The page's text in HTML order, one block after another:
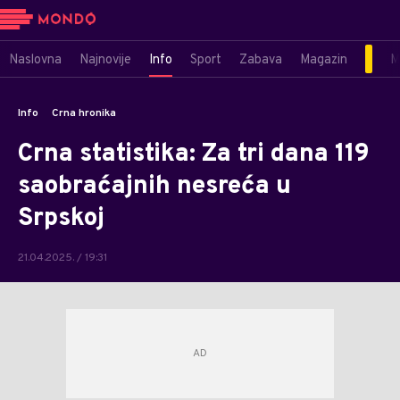
Naslovna Najnovije Info Sport Zabava Magazin
Info Crna hronika
Crna statistika: Za tri dana 119
saobraćajnih nesreća u
Srpskoj
21.04.2025. / 19:31